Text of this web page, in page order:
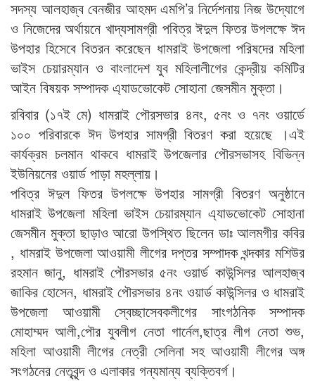
সদস্য আলহাজ্ব বেনজীর আহমদ এমপি’র নির্দেশনায় নিজ উদ্যোগে
ও নিজেদের অর্থায়নে খাদ্যসামগ্রী পবিত্র ঈদুল ফিতর উপলক্ষে ঈদ
উপহার হিসেবে বিতরন করেছেন ধামরাই উপজেলা পরিষদের মহিলা
ভাইস চেয়ারম্যান ও বাংলাদেশ যুব মহিলালীগের কেন্দ্রীয় কমিটির
আইন বিষয়ক সম্পাদক এ্যাডভোকেট সোহানা জেসমীন মুক্তা।
রবিবার (১৭ই মে) ধামরাই পৌরসভার ৪নং, ৫নং ও ৭নং ওয়ার্ডে
১০০ পরিবারকে ঈদ উপহার সামগ্রী বিতরণ করা হয়েছে ।এই
কার্যক্রম চলমান থাকবে ধামরাই উপজেলার পৌরসভাসহ বিভিন্ন
ইউনিয়নের ওয়ার্ড পাড়া মহল্লায়।
পবিত্র ঈদুল ফিতর উপলক্ষে উপহার সামগ্রী বিতরণ অনুষ্ঠানে
ধামরাই উপজেলা মহিলা ভাইস চেয়ারম্যান এ্যাডভোকেট সোহানা
জেসমীন মুক্তা ছাড়াও আরো উপস্থিত ছিলেন ডাঃ আলমগীর কবির
, ধামরাই উপজেলা আওয়ামী লীগের দপ্তর সম্পাদক খন্দকার মশিউর
রহমান জানু, ধামরাই পৌরসভার ৫নং ওয়ার্ড কাউন্সিলর আলহাজ্ব
জাকির হোসেন, ধামরাই পৌরসভার ৪নং ওয়ার্ড কাউন্সিলর ও ধামরাই
উপজেলা আওয়ামী স্বেচ্ছাসেবকলীগের সাংগঠনিক সম্পাদক
মোহাম্মদ আলী,পৌর যুবলীগ নেতা গার্নেল,ছাত্র লীগ নেতা শুভ,
মহিলা আওয়ামী লীগের নেত্রী সেলিনা সহ আওয়ামী লীগের অঙ্গ
সংগঠনের নেতৃবৃন্দ ও এলাকার গন্যমান্য ব্যক্তিবর্গ।